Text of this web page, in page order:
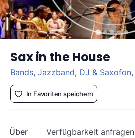
Sax in the House
Bands, Jazzband, DJ & Saxofon,
In Favoriten speichern
Über Verfügbarkeit anfragen